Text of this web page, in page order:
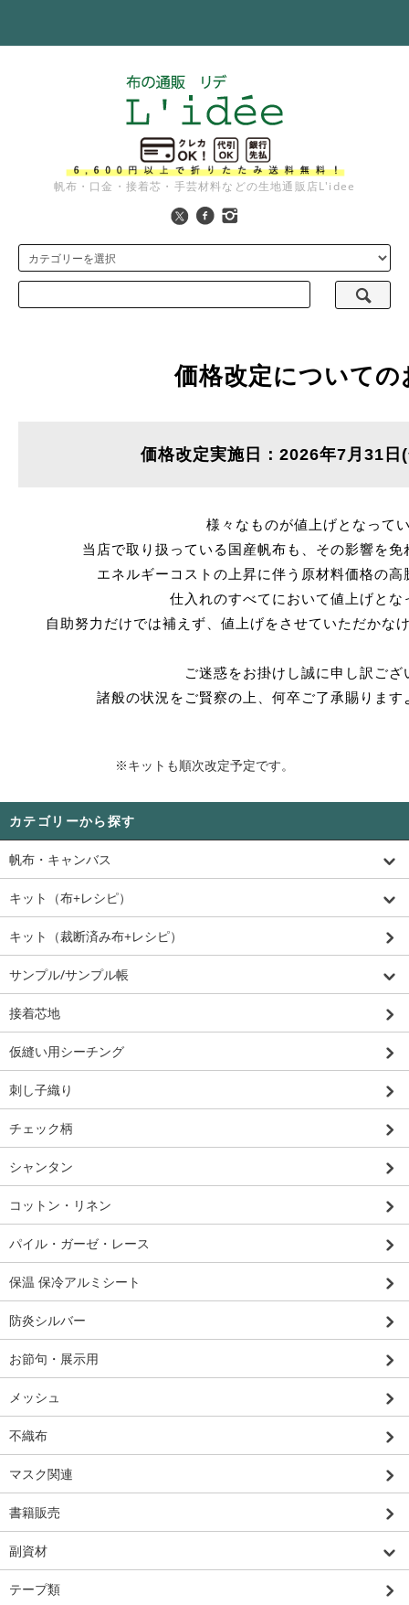
帆布・口金・接着芯・手芸材料などの生地通販店L'idee
価格改定についての
価格改定実施日：2026年7月31日
様々なものが値上げとなって
当店で取り扱っている国産帆布も、その影響を
エネルギーコストの上昇に伴う原材料価格の
仕入れのすべてにおいて値上げとな
自助努力だけでは補えず、値上げをさせていただかな
ご迷惑をお掛けし誠に申し訳ござ
諸般の状況をご賢察の上、何卒ご了承賜りま
※キットも順次改定予定です。
カテゴリーから探す
帆布・キャンバス
キット（布+レシピ）
キット（裁断済み布+レシピ）
サンプル/サンプル帳
接着芯地
仮縫い用シーチング
刺し子織り
チェック柄
シャンタン
コットン・リネン
パイル・ガーゼ・レース
保温 保冷アルミシート
防炎シルバー
お節句・展示用
メッシュ
不織布
マスク関連
書籍販売
副資材
テープ類